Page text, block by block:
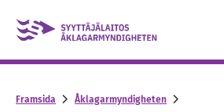
Skip to content -saavutettavuusohje
Framsida
Åklagarmyndigheten